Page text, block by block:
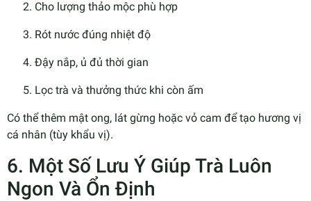
Cho lượng thảo mộc phù hợp
Rót nước đúng nhiệt độ
Đậy nắp, ủ đủ thời gian
Lọc trà và thưởng thức khi còn ấm
Có thể thêm mật ong, lát gừng hoặc vỏ cam để tạo hương vị
cá nhân (tùy khẩu vị).
6. Một Số Lưu Ý Giúp Trà Luôn
Ngon Và Ổn Định